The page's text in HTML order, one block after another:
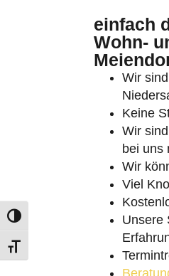
Umschalten auf hohe Kontraste
einfach
Wohn-
Wir
Keine
Wir
bei uns
Wir
Viel
Unsere